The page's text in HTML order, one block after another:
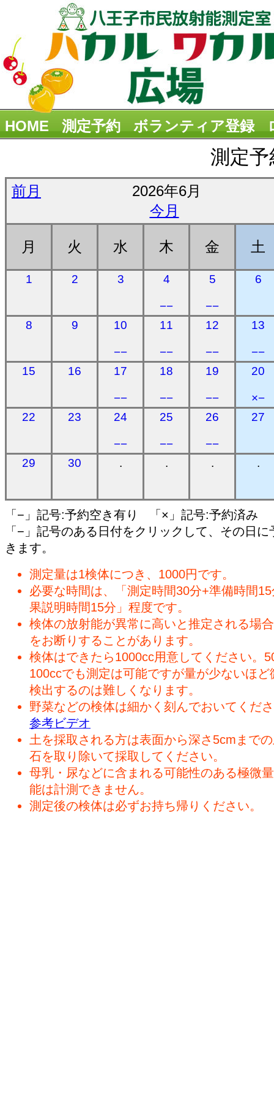
HOME 測定予約 ボランティア登録
測定
前月
2026年6月
今月
月 火 水 木 金 土
1 2 3 4
−−
5
−−
6
8 9 10
−−
11
−−
12
−−
13
−−
15
16 17
−−
18
−−
19
−−
20
×−
22
23 24
−−
25
−−
26
−−
27
29 30 . . . .
「−」記号:予約空き有り 「×」記号:予約済み
「−」記号のある日付をクリックして、その日に
きます。
測定量は1検体につき、1000円です。
必要な時間は、「測定時間30分+準備時間
果説明時間15分」程度です。
検体の放射能が異常に高いと推定される場
をお断りすることがあります。
検体はできたら1000cc用意してください。
100ccでも測定は可能ですが量が少ないほど
検出するのは難しくなります。
野菜などの検体は細かく刻んでおいてくだ
参考ビデオ
土を採取される方は表面から深さ5cmまで
石を取り除いて採取してください。
母乳・尿などに含まれる可能性のある極微
能は計測できません。
測定後の検体は必ずお持ち帰りください。